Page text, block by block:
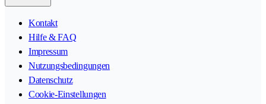
Kontakt
Hilfe & FAQ
Impressum
Nutzungsbedingungen
Datenschutz
Cookie-Einstellungen